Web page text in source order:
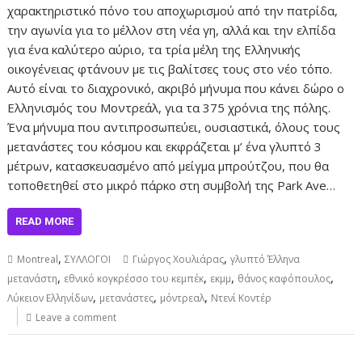
χαρακτηριστικό πόνο του αποχωρισμού από την πατρίδα,
την αγωνία για το μέλλον στη νέα γη, αλλά και την ελπίδα
για ένα καλύτερο αύριο, τα τρία μέλη της Ελληνικής
οικογένειας φτάνουν με τις βαλίτσες τους στο νέο τόπο.
Αυτό είναι το διαχρονικό, ακριβό μήνυμα που κάνει δώρο ο
Ελληνισμός του Μοντρεάλ, για τα 375 χρόνια της πόλης.
Ένα μήνυμα που αντιπροσωπεύει, ουσιαστικά, όλους τους
μετανάστες του κόσμου και εκφράζεται μ’ ένα γλυπτό 3
μέτρων, κατασκευασμένο από μείγμα μπρούτζου, που θα
τοποθετηθεί στο μικρό πάρκο στη συμβολή της Park Ave…
READ MORE
Montreal,ΣΥΛΛΟΓΟΙ Γιώργος Χουλιάρας,γλυπτό Έλληνα
μετανάστη, εθνικό κογκρέσσο του κεμπέκ, εκμμ, θάνος καφόπουλος,
Λύκειον Ελληνίδων, μετανάστες, μόντρεαλ, Ντενί Κοντέρ
Leave a comment